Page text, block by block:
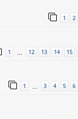
1 2
1 … 12 13 14 15
1 … 3 4 5 6